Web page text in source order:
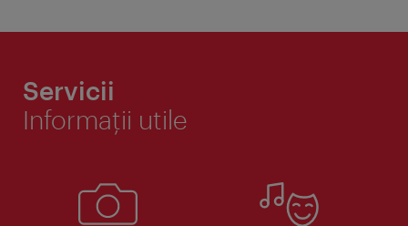
Servicii
Informaţii utile